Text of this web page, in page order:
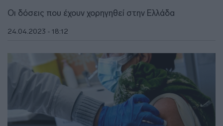
Οι δόσεις που έχουν χορηγηθεί στην Ελλάδα
24.04.2023 - 18:12